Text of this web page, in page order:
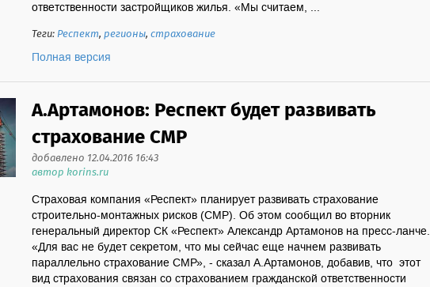
ответственности застройщиков жилья. «Мы считаем, ...
Теги:Респект,регионы,страхование
Полная версия
А.Артамонов: Респект будет развивать
страхование СМР
добавлено 12.04.2016 16:43
автор korins.ru
Страховая компания «Респект» планирует развивать страхование
строительно-монтажных рисков (СМР). Об этом сообщил во вторник
генеральный директор СК «Респект» Александр Артамонов на пресс-ланче.
«Для вас не будет секретом, что мы сейчас еще начнем развивать
параллельно страхование СМР», - сказал А.Артамонов, добавив, что этот
вид страхования связан со страхованием гражданской ответственности